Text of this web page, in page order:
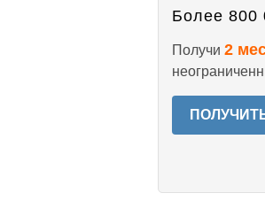
Более 800
Получи 2